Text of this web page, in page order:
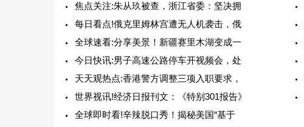
焦点关注:朱从玖被查，浙江省委：坚决拥
每日看点!俄克里姆林宫遭无人机袭击，俄
全球速看:分享美景！新疆赛里木湖变成一
今日快讯:男子高速公路停车开视频会，处
天天观热点:香港警方调整三项入职要求，
世界视讯!经济日报刊文：《特别301报告》
全球即时看!辛辣脱口秀！揭秘美国“基于